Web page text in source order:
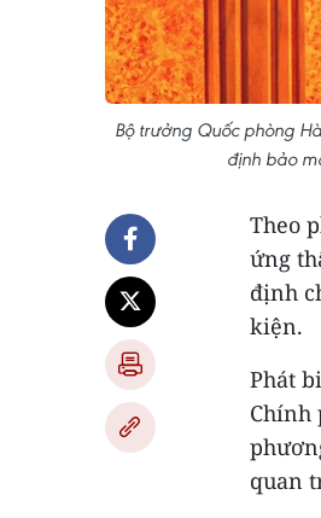
Bộ trưởng Quốc phòng
định bảo
Theo
ứng
định
kiện.
Phát
Chính
quan